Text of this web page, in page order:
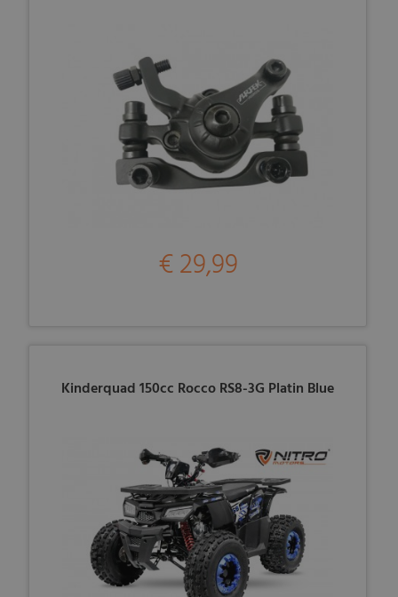
€ 29,99
Kinderquad 150cc Rocco RS8-3G Platin Blue